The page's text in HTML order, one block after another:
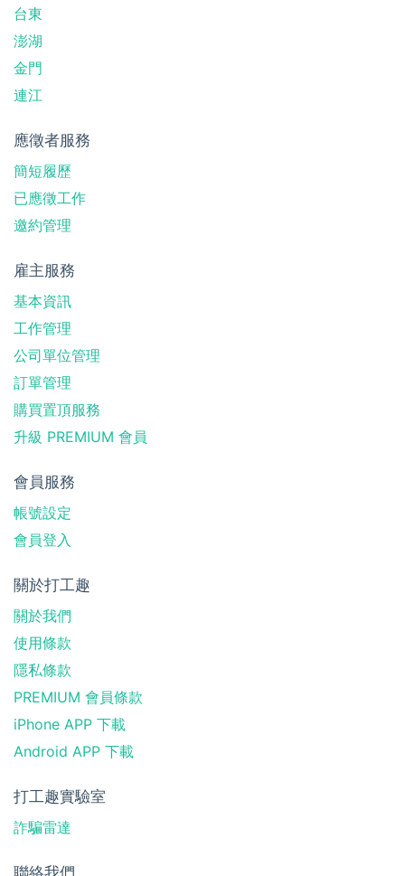
台東
澎湖
金門
連江
應徵者服務
簡短履歷
已應徵工作
邀約管理
雇主服務
基本資訊
工作管理
公司單位管理
訂單管理
購買置頂服務
升級 PREMIUM 會員
會員服務
帳號設定
會員登入
關於打工趣
關於我們
使用條款
隱私條款
PREMIUM 會員條款
iPhone APP 下載
Android APP 下載
打工趣實驗室
詐騙雷達
聯絡我們